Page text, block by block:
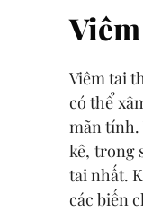
Viêm tai
có thể
mãn tính.
kê, trong
tai nhất.
các biến